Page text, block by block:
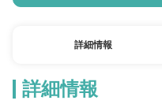
詳細情報
詳細情報